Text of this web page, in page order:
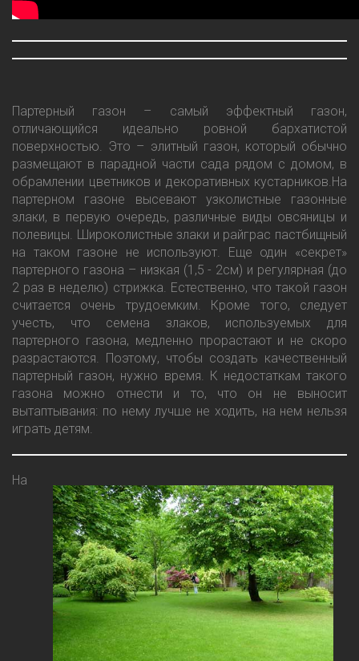
Партерный газон – самый эффектный газон,
отличающийся идеально ровной бархатистой
поверхностью. Это – элитный газон, который обычно
размещают в парадной части сада рядом с домом, в
обрамлении цветников и декоративных кустарников.На
партерном газоне высевают узколистные газонные
злаки, в первую очередь, различные виды овсяницы и
полевицы. Широколистные злаки и райграс пастбищный
на таком газоне не используют. Еще один «секрет»
партерного газона – низкая (1,5 - 2см) и регулярная (до
2 раз в неделю) стрижка. Естественно, что такой газон
считается очень трудоемким. Кроме того, следует
учесть, что семена злаков, используемых для
партерного газона, медленно прорастают и не скоро
разрастаются. Поэтому, чтобы создать качественный
партерный газон, нужно время. К недостаткам такого
газона можно отнести и то, что он не выносит
вытаптывания: по нему лучше не ходить, на нем нельзя
играть детям.
На